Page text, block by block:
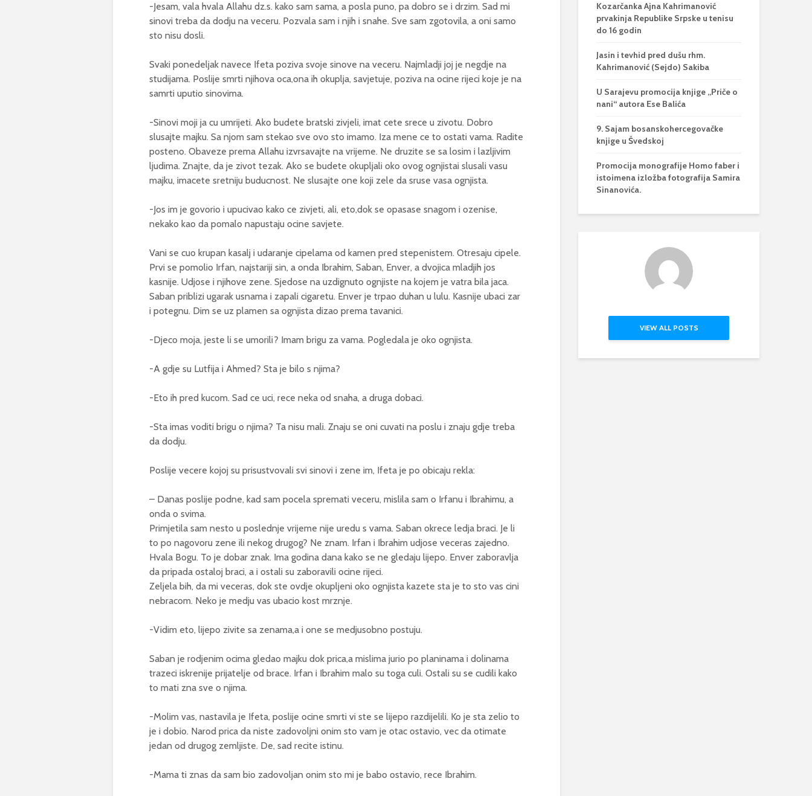
-Jesam, vala hvala Allahu dz.s. kako sam sama, a posla puno, pa dobro se i drzim. Sad mi
sinovi treba da dodju na veceru. Pozvala sam i njih i snahe. Sve sam zgotovila, a oni samo
sto nisu dosli.
Svaki ponedeljak navece Ifeta poziva svoje sinove na veceru. Najmladji joj je negdje na
studijama. Poslije smrti njihova oca,ona ih okuplja, savjetuje, poziva na ocine rijeci koje je na
samrti uputio sinovima.
-Sinovi moji ja cu umrijeti. Ako budete bratski zivjeli, imat cete srece u zivotu. Dobro
slusajte majku. Sa njom sam stekao sve ovo sto imamo. Iza mene ce to ostati vama. Radite
posteno. Obaveze prema Allahu izvrsavajte na vrijeme. Ne druzite se sa losim i lazljivim
ljudima. Znajte, da je zivot tezak. Ako se budete okupljali oko ovog ognjistai slusali vasu
majku, imacete sretniju buducnost. Ne slusajte one koji zele da sruse vasa ognjista.
-Jos im je govorio i upucivao kako ce zivjeti, ali, eto,dok se opasase snagom i ozenise,
nekako kao da pomalo napustaju ocine savjete.
Vani se cuo krupan kasalj i udaranje cipelama od kamen pred stepenistem. Otresaju cipele.
Prvi se pomolio Irfan, najstariji sin, a onda Ibrahim, Saban, Enver, a dvojica mladjih jos
kasnije. Udjose i njihove zene. Sjedose na uzdignuto ognjiste na kojem je vatra bila jaca.
Saban priblizi ugarak usnama i zapali cigaretu. Enver je trpao duhan u lulu. Kasnije ubaci zar
i potegnu. Dim se uz plamen sa ognjista dizao prema tavanici.
-Djeco moja, jeste li se umorili? Imam brigu za vama. Pogledala je oko ognjista.
-A gdje su Lutfija i Ahmed? Sta je bilo s njima?
-Eto ih pred kucom. Sad ce uci, rece neka od snaha, a druga dobaci.
-Sta imas voditi brigu o njima? Ta nisu mali. Znaju se oni cuvati na poslu i znaju gdje treba
da dodju.
Poslije vecere kojoj su prisustvovali svi sinovi i zene im, Ifeta je po obicaju rekla:
– Danas poslije podne, kad sam pocela spremati veceru, mislila sam o Irfanu i Ibrahimu, a
onda o svima.
Primjetila sam nesto u poslednje vrijeme nije uredu s vama. Saban okrece ledja braci. Je li
to po nagovoru zene ili nekog drugog? Ne znam. Irfan i Ibrahim udjose veceras zajedno.
Hvala Bogu. To je dobar znak. Ima godina dana kako se ne gledaju lijepo. Enver zaboravlja
da pripada ostaloj braci, a i ostali su zaboravili ocine rijeci.
Zeljela bih, da mi veceras, dok ste ovdje okupljeni oko ognjista kazete sta je to sto vas cini
nebracom. Neko je medju vas ubacio kost mrznje.
-Vidim eto, lijepo zivite sa zenama,a i one se medjusobno postuju.
Saban je rodjenim ocima gledao majku dok prica,a mislima jurio po planinama i dolinama
trazeci iskrenije prijatelje od brace. Irfan i Ibrahim malo su toga culi. Ostali su se cudili kako
to mati zna sve o njima.
-Molim vas, nastavila je Ifeta, poslije ocine smrti vi ste se lijepo razdijelili. Ko je sta zelio to
je i dobio. Narod prica da niste zadovoljni onim sto vam je otac ostavio, vec da otimate
jedan od drugog zemljiste. De, sad recite istinu.
-Mama ti znas da sam bio zadovoljan onim sto mi je babo ostavio, rece Ibrahim.
Kozarčanka Ajna Kahrimanović
prvakinja Republike Srpske u tenisu
do 16 godin
Jasin i tevhid pred dušu rhm.
Kahrimanović (Sejdo) Sakiba
U Sarajevu promocija knjige „Priče o
nani“ autora Ese Balića
9. Sajam bosanskohercegovačke
knjige u Švedskoj
Promocija monografije Homo faber i
istoimena izložba fotografija Samira
Sinanovića.
VIEW ALL POSTS